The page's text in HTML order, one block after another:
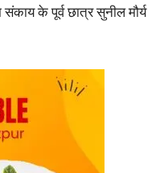
के पूर्व छात्र सुनील मौर्य